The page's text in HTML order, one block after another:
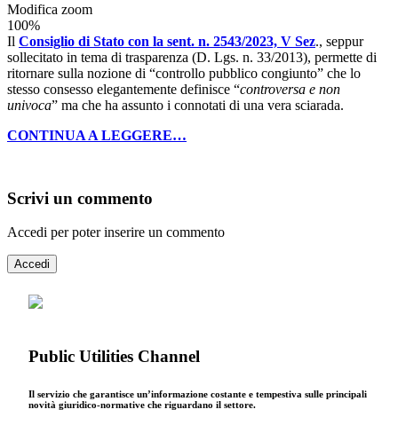
Modifica zoom
100%
Il Consiglio di Stato con la sent. n. 2543/2023, V Sez., seppur
sollecitato in tema di trasparenza (D. Lgs. n. 33/2013), permette di
ritornare sulla nozione di “controllo pubblico congiunto” che lo
stesso consesso elegantemente definisce “controversa e non
univoca” ma che ha assunto i connotati di una vera sciarada.
CONTINUA A LEGGERE…
Scrivi un commento
Accedi per poter inserire un commento
Accedi
Public Utilities Channel
Il servizio che garantisce un’informazione costante e tempestiva sulle principali
novità giuridico-normative che riguardano il settore.